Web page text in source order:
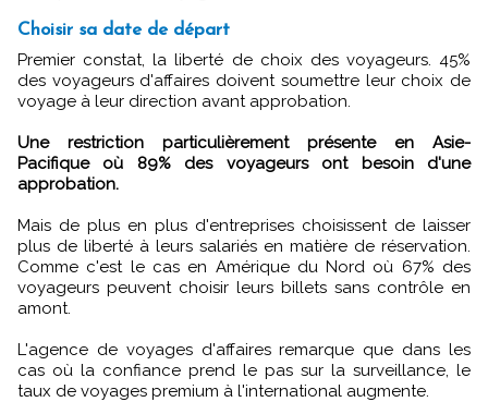
Choisir sa date de départ
Premier constat, la liberté de choix des voyageurs. 45%
des voyageurs d'affaires doivent soumettre leur choix de
voyage à leur direction avant approbation.
Une restriction particulièrement présente en Asie-
Pacifique où 89% des voyageurs ont besoin d'une
approbation.
Mais de plus en plus d'entreprises choisissent de laisser
plus de liberté à leurs salariés en matière de réservation.
Comme c'est le cas en Amérique du Nord où 67% des
voyageurs peuvent choisir leurs billets sans contrôle en
amont.
L'agence de voyages d'affaires remarque que dans les
cas où la confiance prend le pas sur la surveillance, le
taux de voyages premium à l'international augmente.